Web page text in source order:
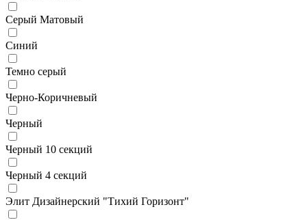
Серый Матовый
Синий
Темно серый
Черно-Коричневый
Черный
Черный 10 секций
Черный 4 секций
Элит Дизайнерский "Тихий Горизонт"